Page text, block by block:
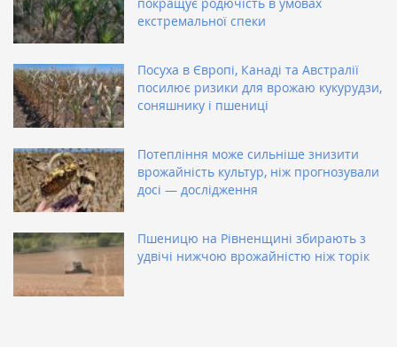
екстремальної спеки
Посуха в Європі, Канаді та Австралії
посилює ризики для врожаю кукурудзи,
соняшнику і пшениці
Потепління може сильніше знизити
врожайність культур, ніж прогнозували
досі — дослідження
Пшеницю на Рівненщині збирають з
удвічі нижчою врожайністю ніж торік